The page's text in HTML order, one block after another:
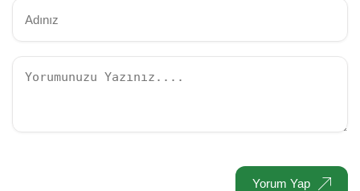
Yorum Yap